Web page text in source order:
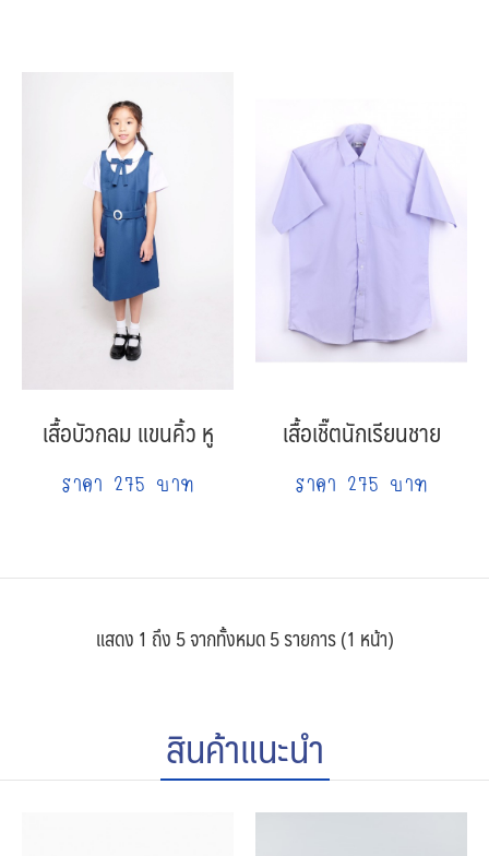
เสื้อบัวกลม แขนคิ้ว หู
ราคา 275 บาท
เสื้อเชิ๊ตนักเรียนชาย
ราคา 275 บาท
แสดง 1 ถึง 5 จากทั้งหมด 5 รายการ (1 หน้า)
สินค้าแนะนำ